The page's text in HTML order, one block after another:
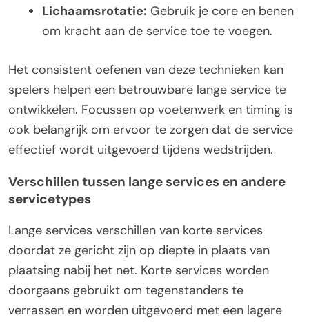
Lichaamsrotatie: Gebruik je core en benen
om kracht aan de service toe te voegen.
Het consistent oefenen van deze technieken kan
spelers helpen een betrouwbare lange service te
ontwikkelen. Focussen op voetenwerk en timing is
ook belangrijk om ervoor te zorgen dat de service
effectief wordt uitgevoerd tijdens wedstrijden.
Verschillen tussen lange services en andere
servicetypes
Lange services verschillen van korte services
doordat ze gericht zijn op diepte in plaats van
plaatsing nabij het net. Korte services worden
doorgaans gebruikt om tegenstanders te
verrassen en worden uitgevoerd met een lagere